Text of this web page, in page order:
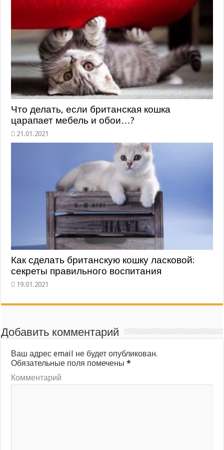
Что делать, если британская кошка
царапает мебель и обои…?
Как сделать британскую кошку ласковой:
секреты правильного воспитания
Добавить комментарий
Ваш адрес email не будет опубликован.
Обязательные поля помечены*
Комментарий